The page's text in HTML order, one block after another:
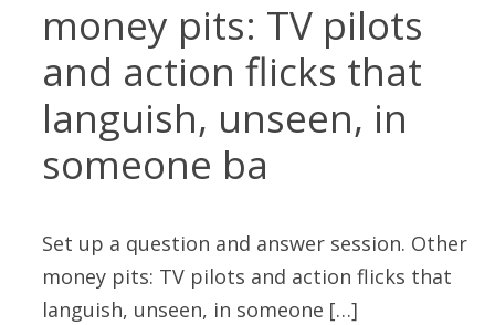
money pits: TV pilots
and action flicks that
languish, unseen, in
someone ba
Set up a question and answer session. Other
money pits: TV pilots and action flicks that
languish, unseen, in someone […]